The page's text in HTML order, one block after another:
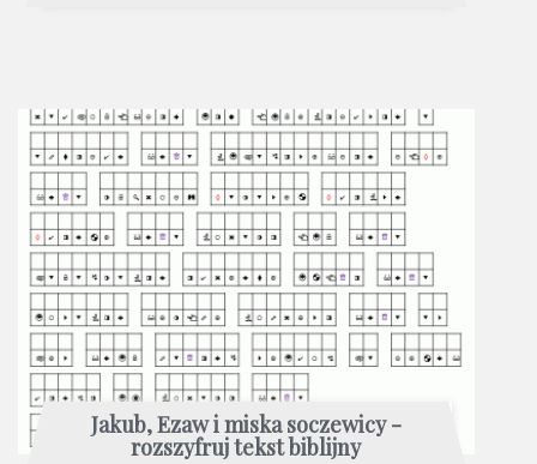
Jakub, Ezaw i miska soczewicy -
rozszyfruj tekst biblijny